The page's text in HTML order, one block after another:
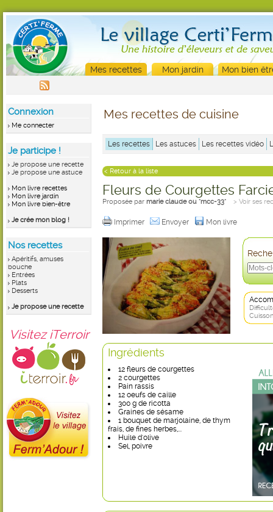
Mes recettes Mon jardin Mon bien
Connexion
Me connecter
Je participe !
Je propose une recette
Je propose une astuce
Mon livre recettes
Mon livre jardin
Mon livre bien-être
Je crée mon blog !
Nos recettes
Apéritifs, amuses
bouche
Entrées
Plats
Desserts
Je propose une recette
Visitez iTerroir
Mes recettes de cuisine
Les recettes Les astuces Les recettes vidéo
< Retour à la liste
Fleurs de Courgettes
Proposée par marie claude ou "mcc-33" > Voir ses
Imprimer Envoyer Mon livre
Ingrédients
12 fleurs de courgettes
2 courgettes
Pain rassis
12 oeufs de caille
300 g de ricotta
Graines de sésame
1 bouquet de marjolaine, de thym
frais, de fines herbes,...
Huile d'olive
Sel, poivre